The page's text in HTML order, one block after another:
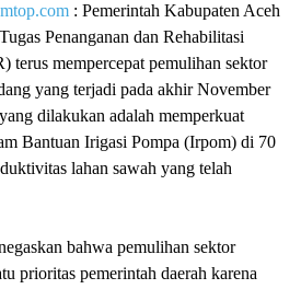
: Pemerintah Kabupaten Aceh
Penanganan dan Rehabilitasi
terus mempercepat pemulihan sektor
yang terjadi pada akhir November
dilakukan adalah memperkuat
Bantuan Irigasi Pompa (Irpom) di 70
lahan sawah yang telah
bahwa pemulihan sektor
prioritas pemerintah daerah karena